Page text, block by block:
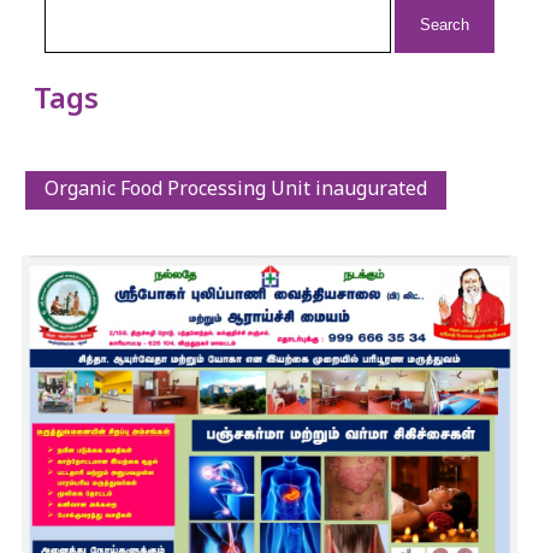
Tags
Organic Food Processing Unit inaugurated